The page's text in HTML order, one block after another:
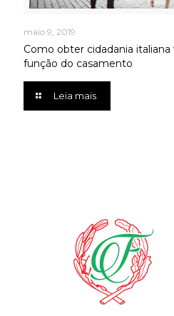
maio 9, 2019
Como obter cidadania
função do casamento
Leia mais